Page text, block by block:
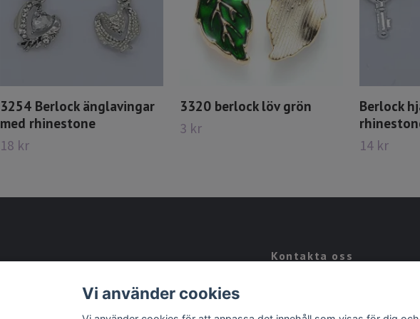
3254 Berlock änglavingar
med rhinestone
18 kr
3320 berlock löv grön
3 kr
Berlock
14 kr
Kontakta oss
Vi använder cookies